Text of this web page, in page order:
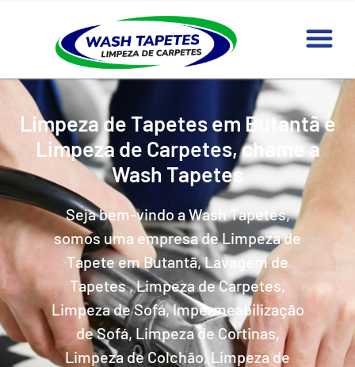
Limpeza de Tapetes em Butantã e
Limpeza de Carpetes, chame a
Wash Tapetes
Seja bem-vindo a Wash Tapetes,
somos uma empresa de Limpeza de
Tapete em Butantã, Lavagem de
Tapetes , Limpeza de Carpetes,
Limpeza de Sofá, Impermeabilização
de Sofá, Limpeza de Cortinas,
Limpeza de Colchão, Limpeza de